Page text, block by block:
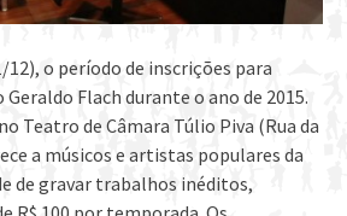
o período de inscrições para
Flach durante o ano de 2015.
Teatro de Câmara Túlio Piva (Rua da
a músicos e artistas populares da
de gravar trabalhos inéditos,